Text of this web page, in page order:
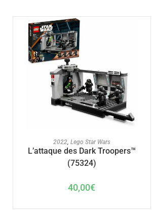
AJOUTER AU PANIER
2022, Lego Star Wars
L’attaque des Dark Troopers™
(75324)
40,00€